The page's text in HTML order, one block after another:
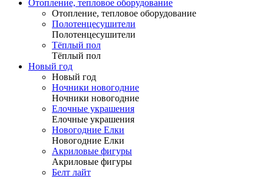
Отопление, тепловое оборудование
Отопление, тепловое оборудование
Полотенцесушители
Полотенцесушители
Тёплый пол
Тёплый пол
Новый год
Новый год
Ночники новогодние
Ночники новогодние
Елочные украшения
Елочные украшения
Новогодние Елки
Новогодние Елки
Акриловые фигуры
Акриловые фигуры
Белт лайт